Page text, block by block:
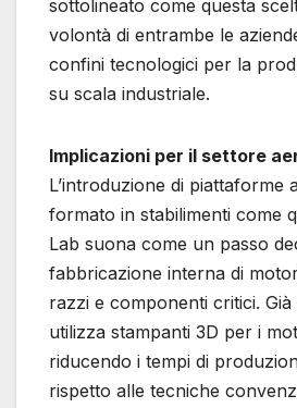
sottolineato come questa
volontà di entrambe le
confini tecnologici per la
su scala industriale.
Implicazioni per il settore
L’introduzione di piattaforme
formato in stabilimenti come
Lab suona come un passo
fabbricazione interna di
razzi e componenti critici.
utilizza stampanti 3D per i
riducendo i tempi di
rispetto alle tecniche